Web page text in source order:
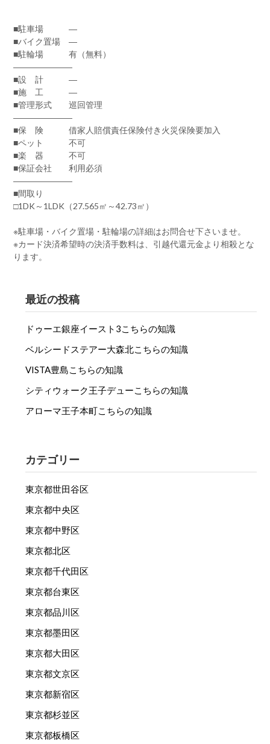
■駐車場 ―
■バイク置場 ―
■駐輪場 有（無料）
―――――――
■設 計 ―
■施 工 ―
■管理形式 巡回管理
―――――――
■保 険 借家人賠償責任保険付き火災保険要加入
■ペット 不可
■楽 器 不可
■保証会社 利用必須
―――――――
■間取り
□1DK～1LDK（27.565㎡～42.73㎡）
※駐車場・バイク置場・駐輪場の詳細はお問合せ下さいませ。
※カード決済希望時の決済手数料は、引越代還元金より相殺とな
ります。
最近の投稿
ドゥーエ銀座イースト3こちらの知識
ベルシードステアー大森北こちらの知識
VISTA豊島こちらの知識
シティウォーク王子デューこちらの知識
アローマ王子本町こちらの知識
カテゴリー
東京都世田谷区
東京都中央区
東京都中野区
東京都北区
東京都千代田区
東京都台東区
東京都品川区
東京都墨田区
東京都大田区
東京都文京区
東京都新宿区
東京都杉並区
東京都板橋区